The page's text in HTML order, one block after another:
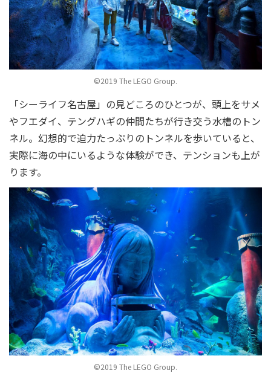
©2019 The LEGO Group.
「シーライフ名古屋」の見どころのひとつが、頭上をサメ
やフエダイ、テングハギの仲間たちが行き交う水槽のトン
ネル。幻想的で迫力たっぷりのトンネルを歩いていると、
実際に海の中にいるような体験ができ、テンションも上が
ります。
©2019 The LEGO Group.